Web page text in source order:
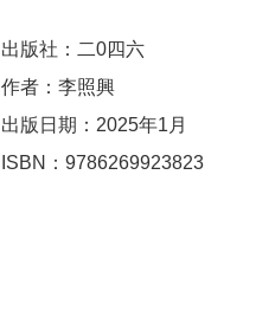
出版社：二0四六
作者：李照興
出版日期：2025年1月
ISBN：9786269923823